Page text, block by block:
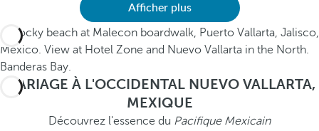
Afficher plus
MARIAGE À L'OCCIDENTAL NUEVO VALLARTA,
MEXIQUE
Découvrez l'essence du Pacifique Mexicain